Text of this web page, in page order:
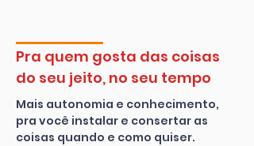
Pra quem gosta das coisas
do seu jeito, no seu tempo
Mais autonomia e conhecimento,
pra você instalar e consertar as
coisas quando e como quiser.